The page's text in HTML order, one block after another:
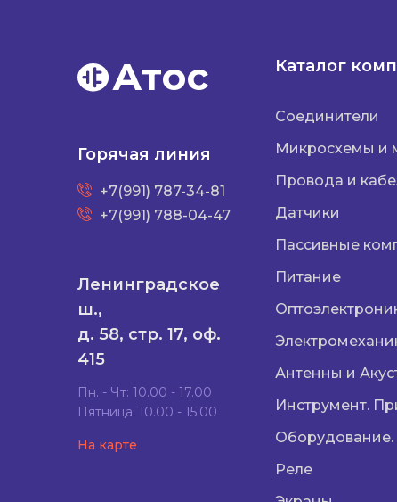
Атос
Горячая линия
+7(991) 787-34-81
+7(991) 788-04-47
Ленинградское
ш.,
д. 58, стр. 17, оф.
415
Пн. - Чт: 10.00 - 17.00
Пятница: 10.00 - 15.00
На карте
Каталог
Соединители
Микросхемы и
Провода и
Датчики
Пассивные
Питание
Антенны и
Инструмент.
Оборудование.
Реле